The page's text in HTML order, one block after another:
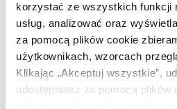
korzystać ze wszystkich funkcji
usług, analizować oraz
za pomocą plików cookie
użytkownikach, wzorcach
Klikając „Akceptuj wszystkie”,
udostępniasz za pomocą plików